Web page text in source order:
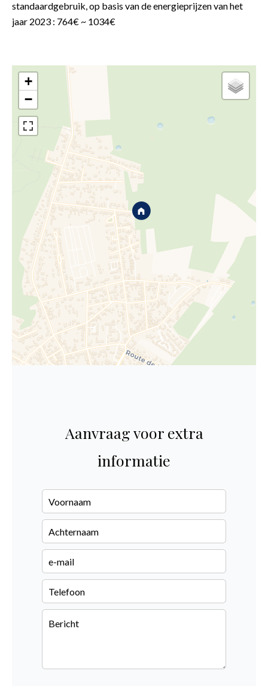
standaardgebruik, op basis van de energieprijzen van het
jaar 2023 : 764€ ~ 1034€
+
−
Aanvraag voor extra
informatie